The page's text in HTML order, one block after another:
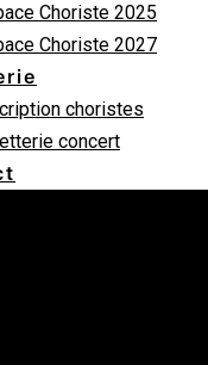
Choriste 2025
Choriste 2027
choristes
concert